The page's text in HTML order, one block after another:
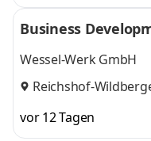
Bielefeld, Unna,
Oberhausen,
Business
Wessel-Werk GmbH
Reichshof-
vor 12 Tagen